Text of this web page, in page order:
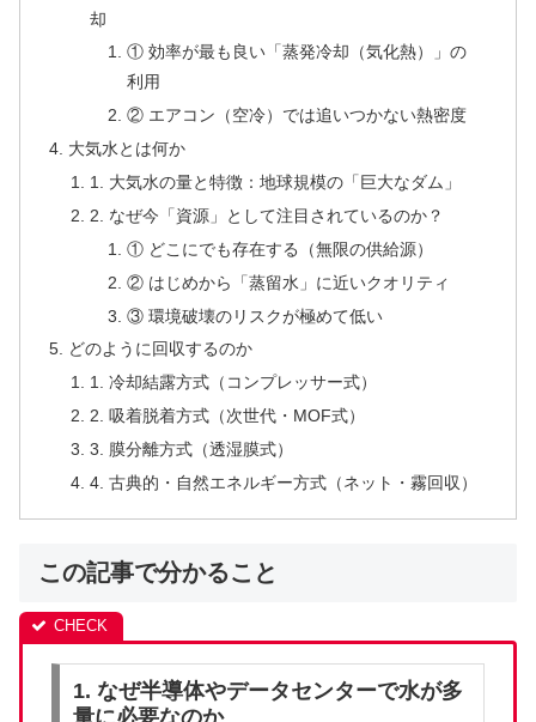
却
① 効率が最も良い「蒸発冷却（気化熱）」の
利用
② エアコン（空冷）では追いつかない熱密度
大気水とは何か
1. 大気水の量と特徴：地球規模の「巨大なダム」
2. なぜ今「資源」として注目されているのか？
① どこにでも存在する（無限の供給源）
② はじめから「蒸留水」に近いクオリティ
③ 環境破壊のリスクが極めて低い
どのように回収するのか
1. 冷却結露方式（コンプレッサー式）
2. 吸着脱着方式（次世代・MOF式）
3. 膜分離方式（透湿膜式）
4. 古典的・自然エネルギー方式（ネット・霧回収）
この記事で分かること
1. なぜ半導体やデータセンターで水が多